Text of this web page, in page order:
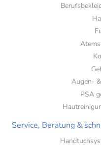
Augen-
PSA
Service, Beratung &